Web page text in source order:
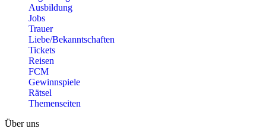
Ausbildung
Jobs
Trauer
Liebe/Bekanntschaften
Tickets
Reisen
FCM
Gewinnspiele
Rätsel
Themenseiten
Über uns